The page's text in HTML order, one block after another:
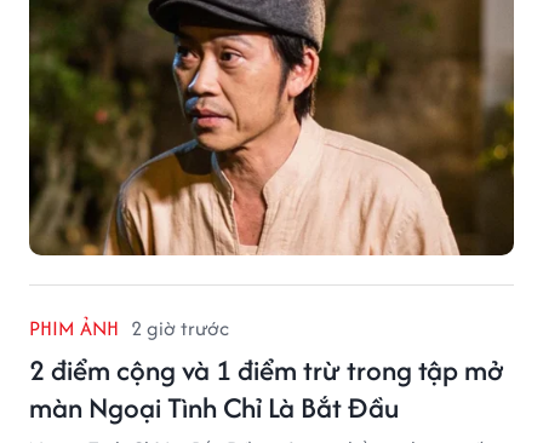
PHIM ẢNH 2 giờ trước
2 điểm cộng và 1 điểm trừ trong tập mở
màn Ngoại Tình Chỉ Là Bắt Đầu